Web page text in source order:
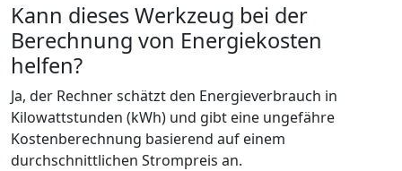
Kann dieses Werkzeug bei der
Berechnung von Energiekosten
helfen?
Ja, der Rechner schätzt den Energieverbrauch in
Kilowattstunden (kWh) und gibt eine ungefähre
Kostenberechnung basierend auf einem
durchschnittlichen Strompreis an.